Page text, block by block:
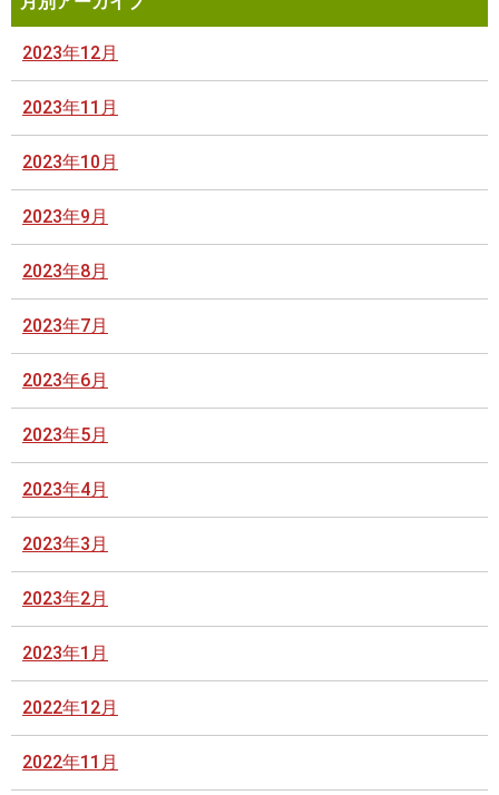
2023年12月
2023年11月
2023年10月
2023年9月
2023年8月
2023年7月
2023年6月
2023年5月
2023年4月
2023年3月
2023年2月
2023年1月
2022年12月
2022年11月